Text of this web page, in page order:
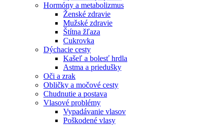
Hormóny a metabolizmus
Ženské zdravie
Mužské zdravie
Štítna žľaza
Cukrovka
Dýchacie cesty
Kašeľ a bolesť hrdla
Astma a priedušky
Oči a zrak
Obličky a močové cesty
Chudnutie a postava
Vlasové problémy
Vypadávanie vlasov
Poškodené vlasy